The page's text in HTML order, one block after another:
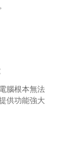
腦根本無法
供功能強大